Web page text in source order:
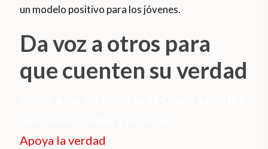
un modelo positivo para los jóvenes.
Da voz a otros para
que cuenten su verdad
Apoya la verdad